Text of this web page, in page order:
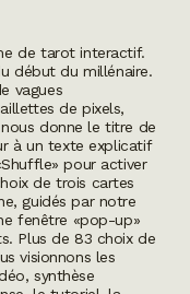
de tarot interactif.
début du millénaire.
vagues
de pixels,
donne le titre de
à un texte explicatif
pour activer
de trois cartes
guidés par notre
fenêtre «pop-up»
Plus de 83 choix de
visionnons les
synthèse